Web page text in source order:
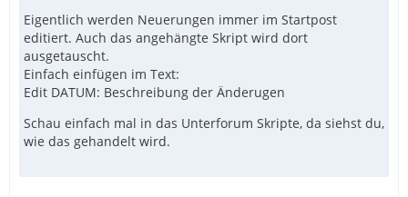
Eigentlich werden Neuerungen immer im Startpost
editiert. Auch das angehängte Skript wird dort
ausgetauscht.
Einfach einfügen im Text:
Edit DATUM: Beschreibung der Änderugen
Schau einfach mal in das Unterforum Skripte, da siehst du,
wie das gehandelt wird.